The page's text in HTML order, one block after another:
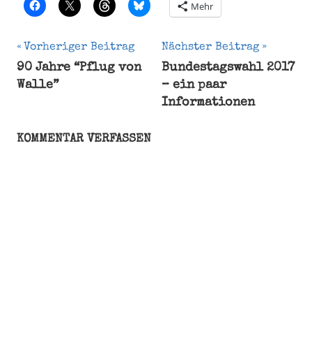
Mehr
Bremerhaven
Garten
Regen
Beitragsnavigation
Vorheriger Beitrag
90 Jahre “Pflug von
Walle”
Nächster Beitrag
Bundestagswahl 2017
– ein paar
Informationen
KOMMENTAR VERFASSEN